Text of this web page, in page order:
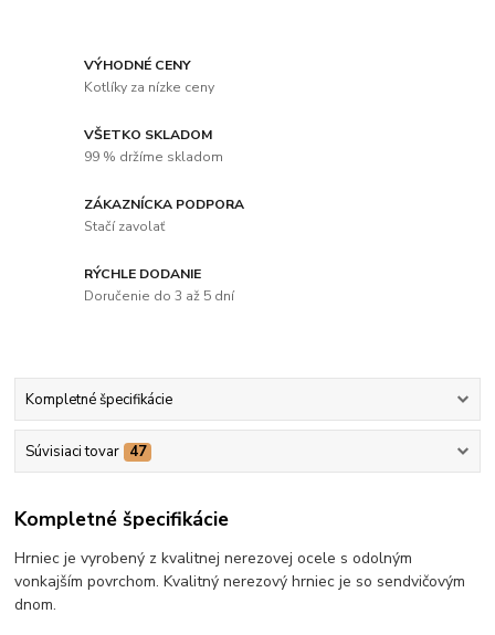
VÝHODNÉ CENY
Kotlíky za nízke ceny
VŠETKO SKLADOM
99 % držíme skladom
ZÁKAZNÍCKA PODPORA
Stačí zavolať
RÝCHLE DODANIE
Doručenie do 3 až 5 dní
Kompletné špecifikácie
Súvisiaci tovar 47
Kompletné špecifikácie
Hrniec je vyrobený z kvalitnej nerezovej ocele s odolným
vonkajším povrchom. Kvalitný nerezový hrniec je so sendvičovým
dnom.